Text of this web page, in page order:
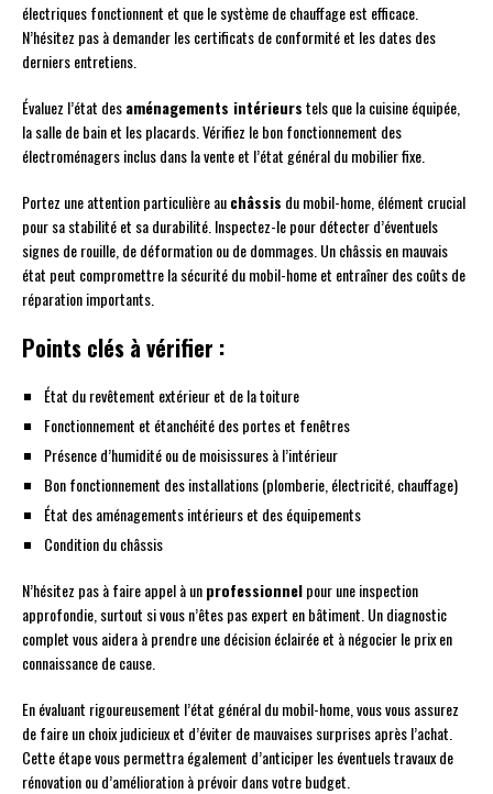
électriques fonctionnent et que le système de chauffage est efficace.
N’hésitez pas à demander les certificats de conformité et les dates des
derniers entretiens.
Évaluez l’état desaménagements intérieurstels que la cuisine équipée,
la salle de bain et les placards. Vérifiez le bon fonctionnement des
électroménagers inclus dans la vente et l’état général du mobilier fixe.
Portez une attention particulière auchâssis du mobil-home, élément crucial
pour sa stabilité et sa durabilité. Inspectez-le pour détecter d’éventuels
signes de rouille, de déformation ou de dommages. Un châssis en mauvais
état peut compromettre la sécurité du mobil-home et entraîner des coûts de
réparation importants.
Points clés à vérifier :
État du revêtement extérieur et de la toiture
Fonctionnement et étanchéité des portes et fenêtres
Présence d’humidité ou de moisissures à l’intérieur
Bon fonctionnement des installations (plomberie, électricité, chauffage)
État des aménagements intérieurs et des équipements
Condition du châssis
N’hésitez pas à faire appel à unprofessionnelpour une inspection
approfondie, surtout si vous n’êtes pas expert en bâtiment. Un diagnostic
complet vous aidera à prendre une décision éclairée et à négocier le prix en
connaissance de cause.
En évaluant rigoureusement l’état général du mobil-home, vous vous assurez
de faire un choix judicieux et d’éviter de mauvaises surprises après l’achat.
Cette étape vous permettra également d’anticiper les éventuels travaux de
rénovation ou d’amélioration à prévoir dans votre budget.